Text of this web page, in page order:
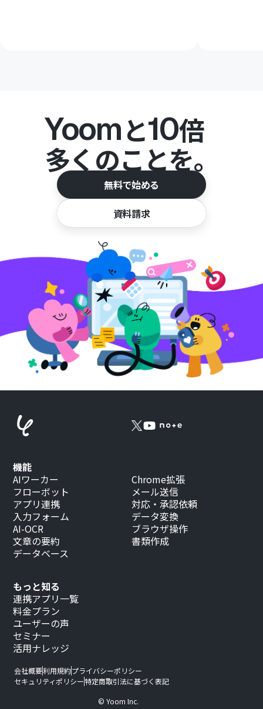
Yoomと10倍
多くのことを。
無料で始める
資料請求
もっと知る
連携アプリ一覧
料金プラン
ユーザーの声
セミナー
活用ナレッジ
機能
AIワーカー
フローボット
アプリ連携
入力フォーム
AI-OCR
文章の要約
データベース
Chrome拡張
メール送信
対応・承認依頼
データ変換
ブラウザ操作
書類作成
会社概要利用規約プライバシーポリシー
セキュリティポリシー特定商取引法に基づく表記
© Yoom Inc.